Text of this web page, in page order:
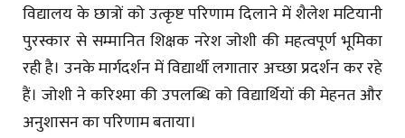
विद्यालय के छात्रों को उत्कृष्ट परिणाम दिलाने में शैलेश मटियानी
पुरस्कार से सम्मानित शिक्षक नरेश जोशी की महत्वपूर्ण भूमिका
रही है। उनके मार्गदर्शन में विद्यार्थी लगातार अच्छा प्रदर्शन कर रहे
हैं। जोशी ने करिश्मा की उपलब्धि को विद्यार्थियों की मेहनत और
अनुशासन का परिणाम बताया।